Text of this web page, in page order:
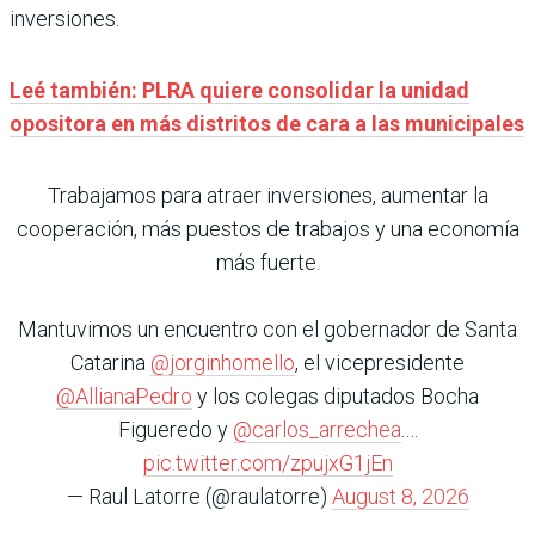
inversiones.
Leé también: PLRA quiere consolidar la unidad
opositora en más distritos de cara a las municipales
Trabajamos para atraer inversiones, aumentar la
cooperación, más puestos de trabajos y una economía
más fuerte.
Mantuvimos un encuentro con el gobernador de Santa
Catarina @jorginhomello, el vicepresidente
@AllianaPedro y los colegas diputados Bocha
Figueredo y @carlos_arrechea
pic.twitter.com/zpujxG1jEn
— Raul Latorre (@raulatorre) August 8, 2026